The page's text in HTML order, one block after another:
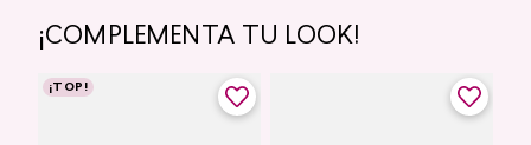
¡COMPLEMENTA TU LOOK!
-5 %